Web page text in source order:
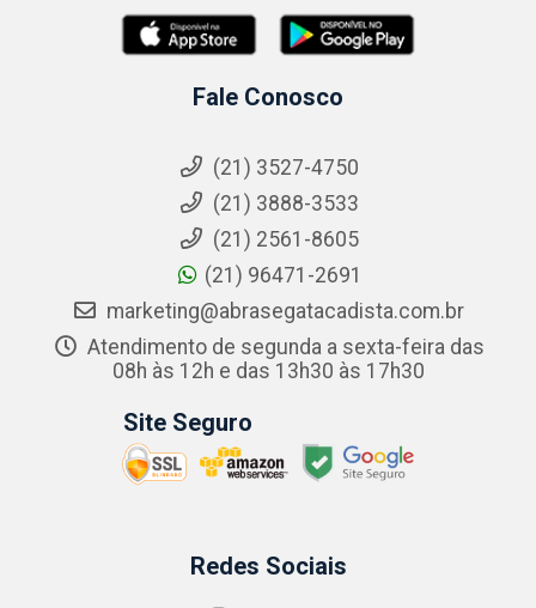
Fale Conosco
(21) 3527-4750
(21) 3888-3533
(21) 2561-8605
(21) 96471-2691
marketing@abrasegatacadista.com.br
Atendimento de segunda a sexta-feira das
08h às 12h e das 13h30 às 17h30
Site Seguro
Redes Sociais